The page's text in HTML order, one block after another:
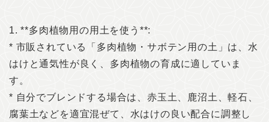
1. **多肉植物用の用土を使う**:
* 市販されている「多肉植物・サボテン用の土」は、水
はけと通気性が良く、多肉植物の育成に適していま
す。
* 自分でブレンドする場合は、赤玉土、鹿沼土、軽石、
腐葉土などを適宜混ぜて、水はけの良い配合に調整し